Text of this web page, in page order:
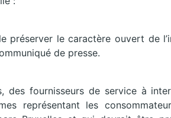
préserver le caractère ouvert de
de presse.
des fournisseurs de service à
représentant les